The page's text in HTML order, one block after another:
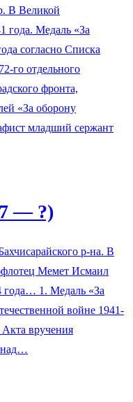
В Великой
года. Медаль «За
согласно Списка
го отдельного
фронта,
«За оборону
младший сержант
— ?)
р-на. В
Мемет Исмаил
года… 1. Медаль «За
войне 1941-
Акта вручения
над…